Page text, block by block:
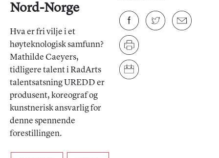
Nord-Norge
Hva er fri vilje i et
høyteknologisk samfunn?
Mathilde Caeyers,
tidligere talent i RadArts
talentsatsning UREDD er
produsent, koreograf og
kunstnerisk ansvarlig for
denne spennende
forestillingen.